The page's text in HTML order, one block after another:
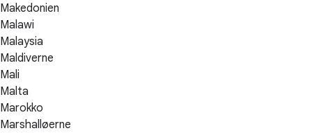
Makedonien
Malawi
Malaysia
Maldiverne
Mali
Malta
Marokko
Marshalløerne